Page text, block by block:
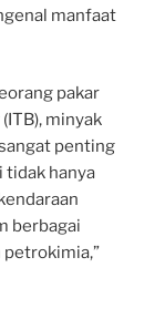
manfaat
pakar
minyak
penting
tidak hanya
berbagai